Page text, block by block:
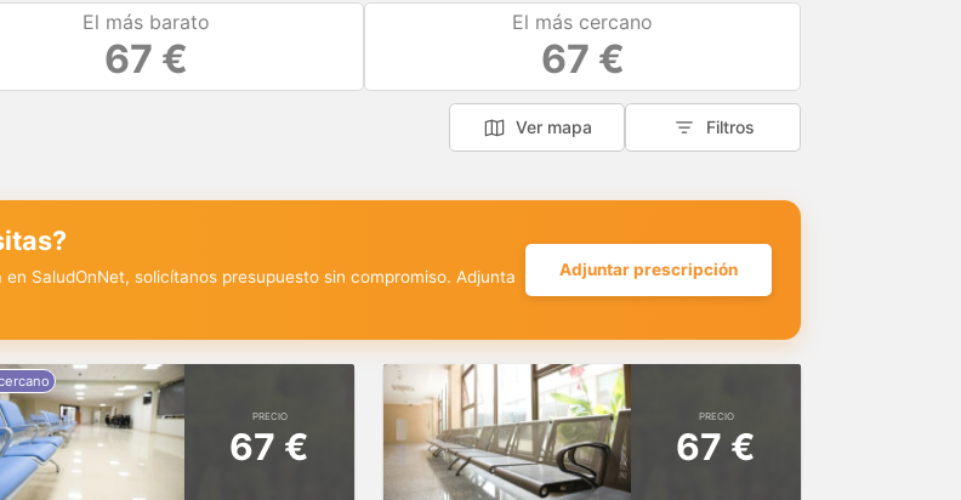
El más barato
67 €
El más cercano
67 €
Ver mapa Filtros
SaludOnNet, solicítanos presupuesto sin compromiso. Adjunta
Adjuntar prescripción
PRECIO
67 €
PRECIO
67 €